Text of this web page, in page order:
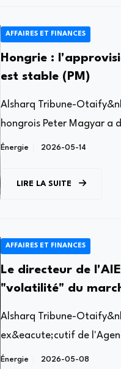
AFFAIRES ET FINANCES
Hongrie :
est stable (PM)
Alsharq Tribune-
hongrois Peter Magyar a
Énergie 2026-05-14
LIRE LA SUITE
AFFAIRES ET FINANCES
Le directeur de
"volatilité" du
Alsharq Tribune-
ex&eacute;cutif de
Énergie 2026-05-08